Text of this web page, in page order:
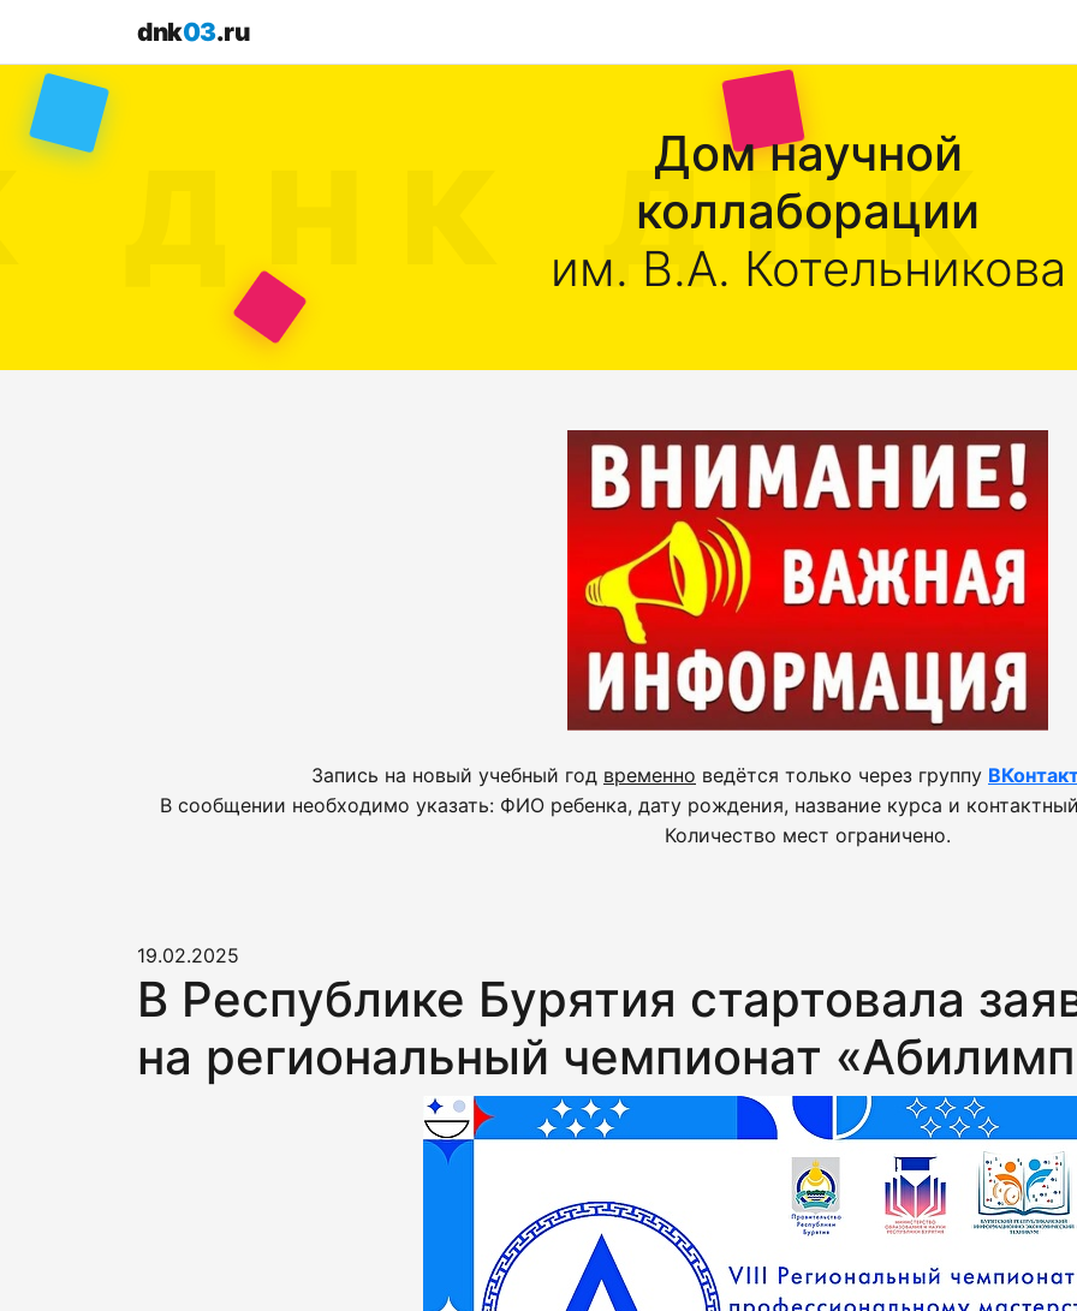
dnk03.ru
Дом научной
коллаборации
им. В.А. Котельникова
Запись на новый учебный год временно ведётся только через группу
В сообщении необходимо указать: ФИО ребенка, дату рождения, название курса и
Количество мест ограничено.
19.02.2025
В Республике Бурятия стартовала
на региональный чемпионат